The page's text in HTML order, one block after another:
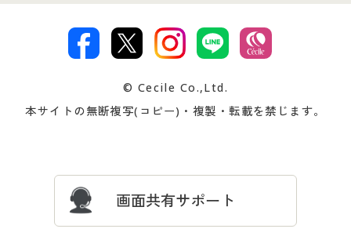
著作権・商標について 会社案内
プレゼント＆キャンペーン サイトマップ
交換・返品は お支払は
ついて
忘れの場合
© Cecile Co.,Ltd.
本サイトの無断複写(コピー)・複製・転載を禁じます。
画面共有サポート